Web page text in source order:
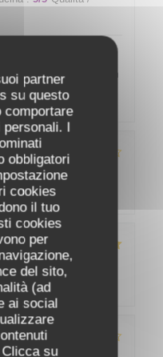
partner
su questo
comportare
I
obbligatori
cookies
il tuo
cookies
per
del sito,
(ad
ai social
su
venir manger dans
prix est top, le patron
pour accorder le
!
: 4/5 Qualità /
: 5 /5 Qualità /
racines